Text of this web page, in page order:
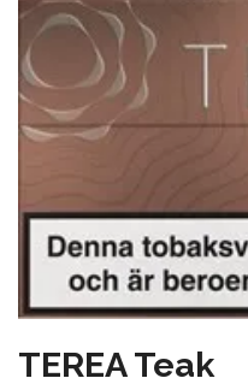
TEREA Teak